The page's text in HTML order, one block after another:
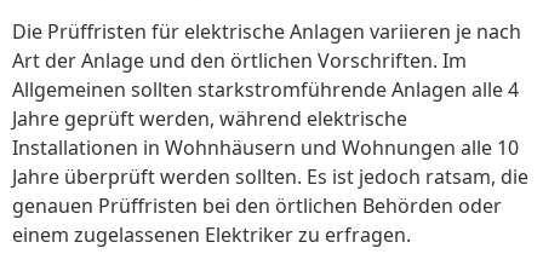
Die Prüffristen für elektrische Anlagen variieren je nach
Art der Anlage und den örtlichen Vorschriften. Im
Allgemeinen sollten starkstromführende Anlagen alle 4
Jahre geprüft werden, während elektrische
Installationen in Wohnhäusern und Wohnungen alle 10
Jahre überprüft werden sollten. Es ist jedoch ratsam, die
genauen Prüffristen bei den örtlichen Behörden oder
einem zugelassenen Elektriker zu erfragen.